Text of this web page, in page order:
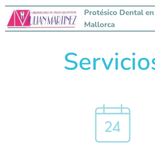
Protésico Dental en
Mallorca